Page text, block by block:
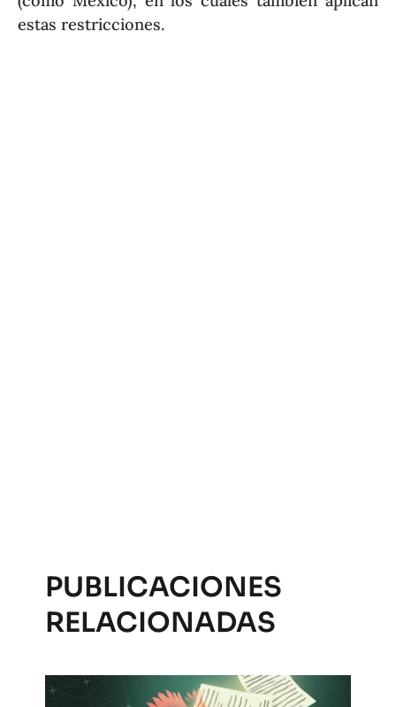
estas restricciones.
PUBLICACIONES
RELACIONADAS